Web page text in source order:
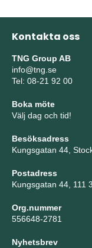
Kontakta oss
TNG Group AB
info@tng.se
Tel: 08-21 92 00
Boka möte
Välj dag och tid!
Besöksadress
Kungsgatan 44,
Postadress
Kungsgatan 44, 111
Org.nummer
556648-2781
Nyhetsbrev